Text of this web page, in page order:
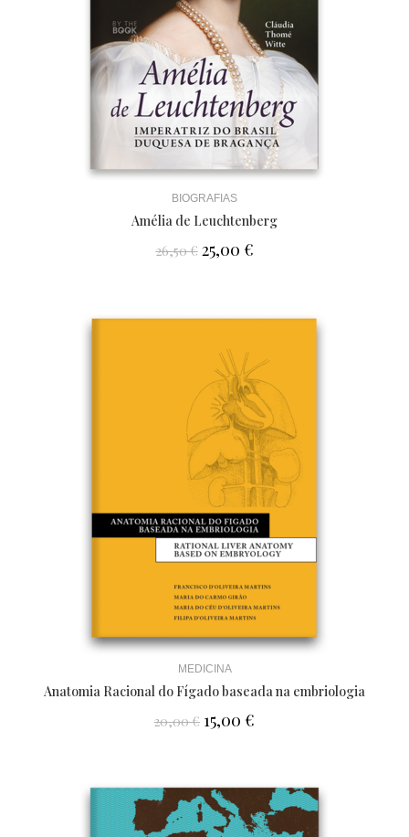
BIOGRAFIAS
Amélia de Leuchtenberg
26,50€ 25,00 €
MEDICINA
Anatomia Racional do Fígado baseada na embriologia
20,00€ 15,00 €